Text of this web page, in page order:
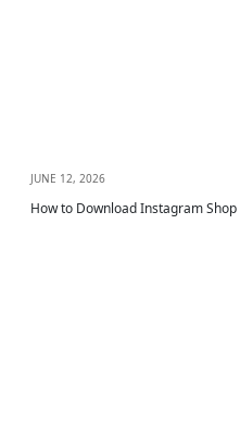
JUNE 12, 2026
How to Download Instagram